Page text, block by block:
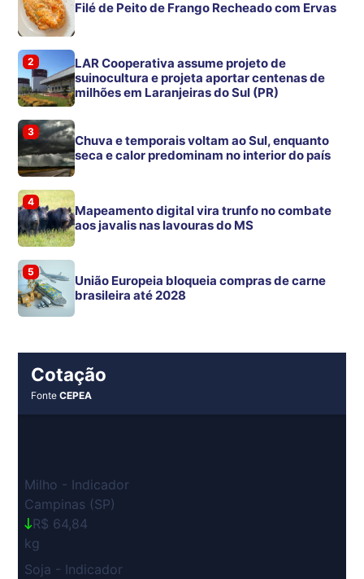
Filé de Peito de Frango Recheado com Ervas
2
LAR Cooperativa assume projeto de
suinocultura e projeta aportar centenas de
milhões em Laranjeiras do Sul (PR)
3
Chuva e temporais voltam ao Sul, enquanto
seca e calor predominam no interior do país
4
Mapeamento digital vira trunfo no combate
aos javalis nas lavouras do MS
5
União Europeia bloqueia compras de carne
brasileira até 2028
Cotação
FonteCEPEA
Milho - Indicador
Campinas (SP)
R$ 64,84
kg
Soja - Indicador